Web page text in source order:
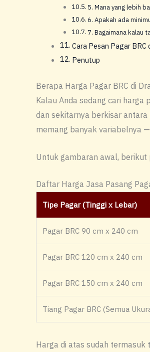
5. Mana yang lebih
6. Apakah ada
7. Bagaimana kalau
Cara Pesan Pagar
Penutup
Berapa Harga Pagar BRC di
Kalau Anda sedang cari harga
dan sekitarnya berkisar antara
memang banyak variabelnya
Untuk gambaran awal, berikut
Daftar Harga Jasa Pasang
Tipe Pagar (Tinggi x Lebar)
Pagar BRC 90 cm x 240 cm
Pagar BRC 120 cm x 240 cm
Pagar BRC 150 cm x 240 cm
Tiang Pagar BRC (Semua
Harga di atas sudah termasuk